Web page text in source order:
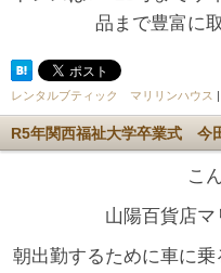
品まで豊富に
レンタルブティック マリリンハウス
R5年関西福祉大学卒業式 今
こ
山陽百貨店マ
朝出勤するために車に